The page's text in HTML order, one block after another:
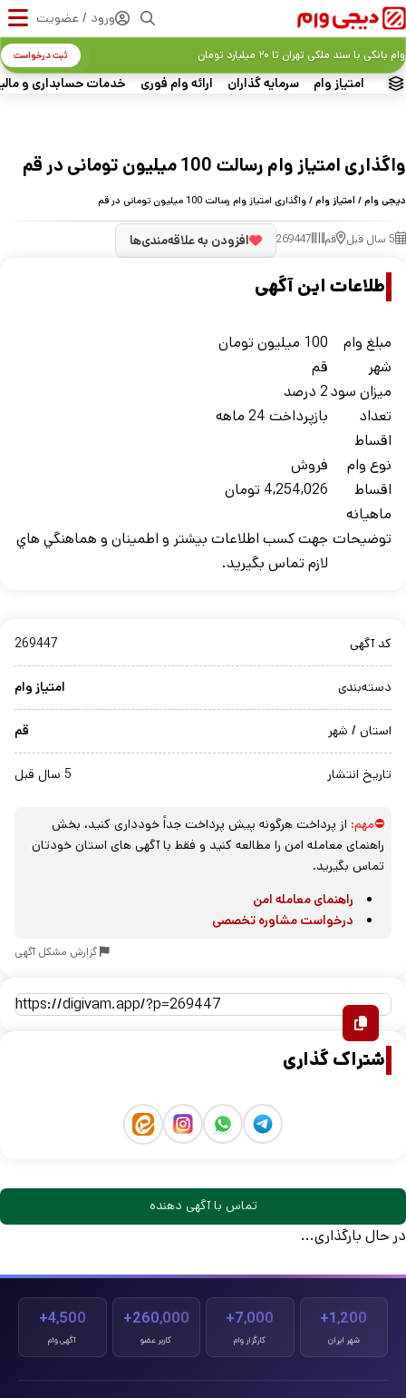
ورود / عضویت
امتیاز وام سرمایه گذاران ارائه وام فوری خدمات حسابداری و
وام بانکی با سند ملکی تهران تا ۲۰ میلیارد تومان ثبت درخواست
واگذاری امتیاز وام رسالت 100 میلیون تومانی در قم
دیجی وام/ امتیاز وام/ واگذاری امتیاز وام رسالت 100 میلیون تومانی در قم
5 سال قبل قم 269447 افزودن به علاقه‌مندی‌ها
اطلاعات این آگهی
مبلغ وام
100 میلیون تومان
شهر
قم
ميزان سود2 درصد
تعداد
اقساط
بازپرداخت 24 ماهه
نوع وام
فروش
اقساط
ماهيانه
4,254,026 تومان
توضيحات جهت کسب اطلاعات بيشتر و اطمينان و هماهنگي هاي
لازم تماس بگيريد.
کد آگهی 269447
دسته‌بندی امتیاز وام
استان / شهر قم
تاریخ انتشار 5 سال قبل
⛔مهم: از پرداخت هرگونه پیش پرداخت جداً خودداری کنید، بخش
راهنمای معامله امن را مطالعه کنید و فقط با آگهی های استان خودتان
تماس بگیرید.
راهنمای معامله امن
درخواست مشاوره تخصصی
گزارش مشکل آگهی
اشتراک گذاری
تماس با آگهی دهنده
در حال بارگذاری...
1,200+
شهر ایران
7,000+
کارگزار وام
260,000+
کاربر عضو
4,500+
آگهی وام